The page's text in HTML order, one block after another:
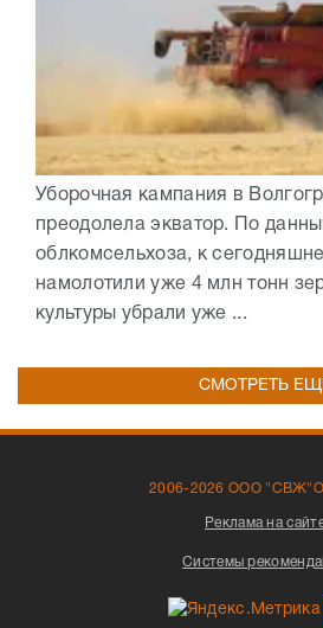
Уборочная кампания в
преодолела экватор. По
облкомсельхоза, к
намолотили уже 4 млн тонн
культуры убрали уже ...
СМОТРЕТЬ
2006-2026 ООО
Реклама на
Системы